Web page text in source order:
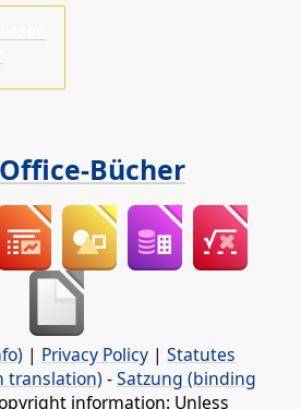
Bücher
| Privacy Policy | Statutes
translation) -Satzung (binding
information: Unless